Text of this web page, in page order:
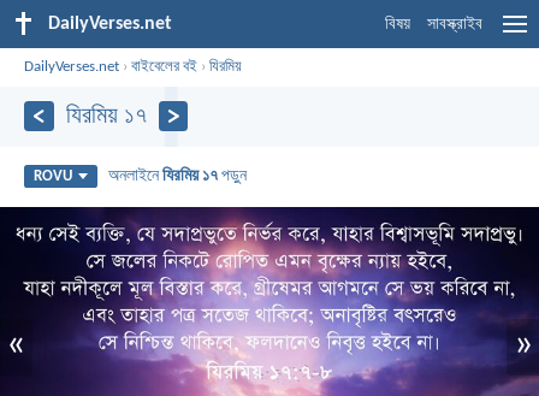
DailyVerses.net বিষয় সাবস্ক্রাইব
DailyVerses.net ›বাইবেলের বই ›যিরমিয়
যিরমিয় ১৭
ROVU অনলাইনেযিরমিয় ১৭ পড়ুন
« »